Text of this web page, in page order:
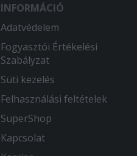
INFORMÁCIÓ
Adatvédelem
Fogyasztói Értékelési
Szabályzat
Süti kezelés
Felhasználási feltételek
SuperShop
Kapcsolat